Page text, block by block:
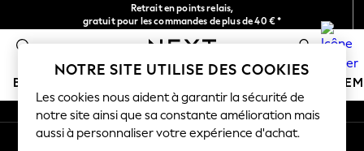
Retrait en points relais,
gratuit pour les commandes de plus de 40 € *
Livraison en 2-3 jours ouvrés*
BOUTIQUE VACANCES
HOLIDAY SHOP
Women's Holiday Shop
An error occurred on client
Nos réseaux sociaux
Mon compte
NOTRE SITE UTILISE DES COOKIES
Les cookies nous aident à garantir la sécurité de
notre site ainsi que sa constante amélioration mais
aussi à personnaliser votre expérience d'achat.